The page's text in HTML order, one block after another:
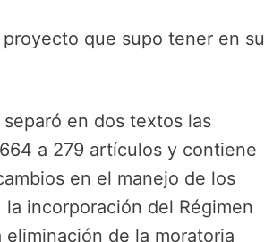
que supo tener en su
en dos textos las
a 279 artículos y contiene
en el manejo de los
incorporación del Régimen
de la moratoria